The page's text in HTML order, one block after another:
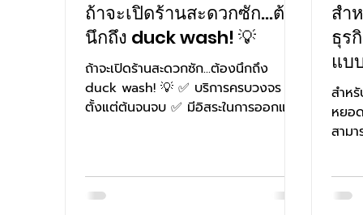
ถ้าจะเปิดร้านสะดวกซัก...ต้อง
นึกถึง duck wash! 💡
ถ้าจะเปิดร้านสะดวกซัก...ต้องนึกถึง
duck wash! 💡 ✅ บริการครบวงจร
ตั้งแต่ต้นจนจบ ✅ มีอิสระในการออกแบบ
#Fagor #IPSO #MAYTAG
สำ
ธุร
แบ
สำหรั
หยอ
สาม